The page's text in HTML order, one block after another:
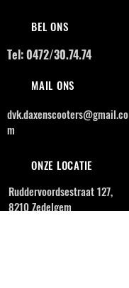
BEL ONS
Tel: 0472/30.74.74
MAIL ONS
dvk.daxenscooters@gmail.co
m
ONZE LOCATIE
Ruddervoordsestraat 127,
8210 Zedelgem